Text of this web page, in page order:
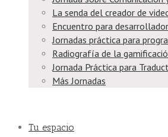
La senda del creador de
Encuentro para
Jornadas práctica para
Radiografía de la
Jornada Práctica para
Más Jornadas
Tu espacio